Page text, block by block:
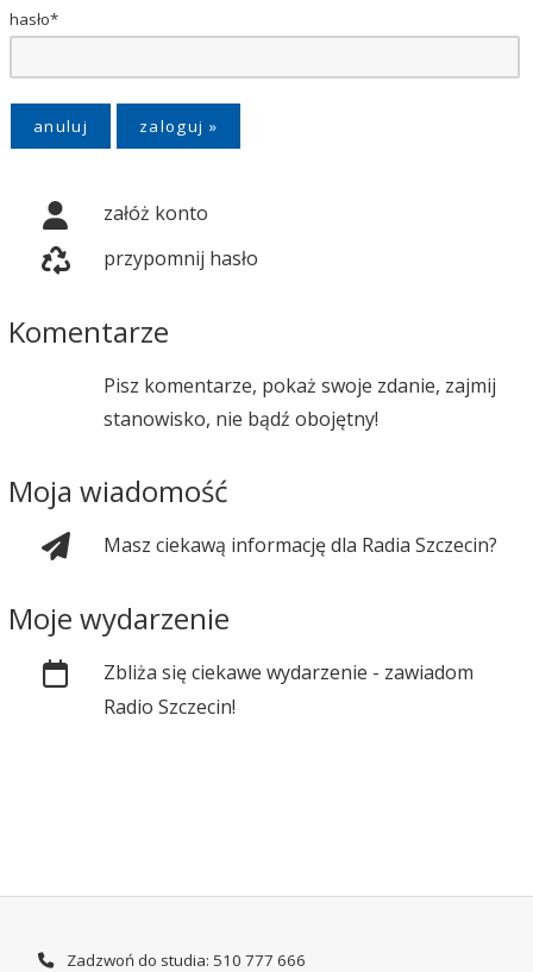
hasło*
anuluj
załóż konto
przypomnij hasło
Komentarze
Pisz komentarze, pokaż swoje zdanie, zajmij
stanowisko, nie bądź obojętny!
Moja wiadomość
Masz ciekawą informację dla Radia Szczecin?
Moje wydarzenie
Zbliża się ciekawe wydarzenie - zawiadom
Radio Szczecin!
Zadzwoń do studia: 510 777 666